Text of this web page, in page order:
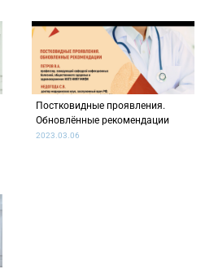
Постковидные проявления.
Обновлённые рекомендации
2023.03.06